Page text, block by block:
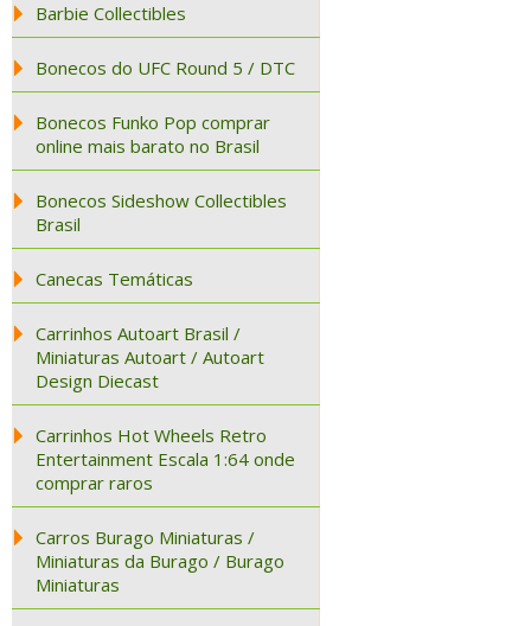
Barbie Collectibles
Bonecos do UFC Round 5 / DTC
Bonecos Funko Pop comprar
online mais barato no Brasil
Bonecos Sideshow Collectibles
Brasil
Canecas Temáticas
Carrinhos Autoart Brasil /
Miniaturas Autoart / Autoart
Design Diecast
Carrinhos Hot Wheels Retro
Entertainment Escala 1:64 onde
comprar raros
Carros Burago Miniaturas /
Miniaturas da Burago / Burago
Miniaturas